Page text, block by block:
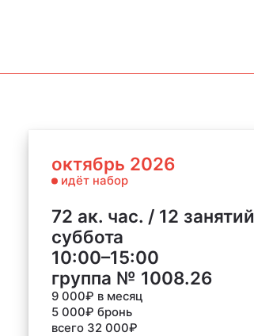
октябрь 2026
идёт набор
72 ак. час. / 12 занятий
суббота
10:00–15:00
группа № 1008.26
9 000₽ в месяц
5 000₽ бронь
всего 32 000₽